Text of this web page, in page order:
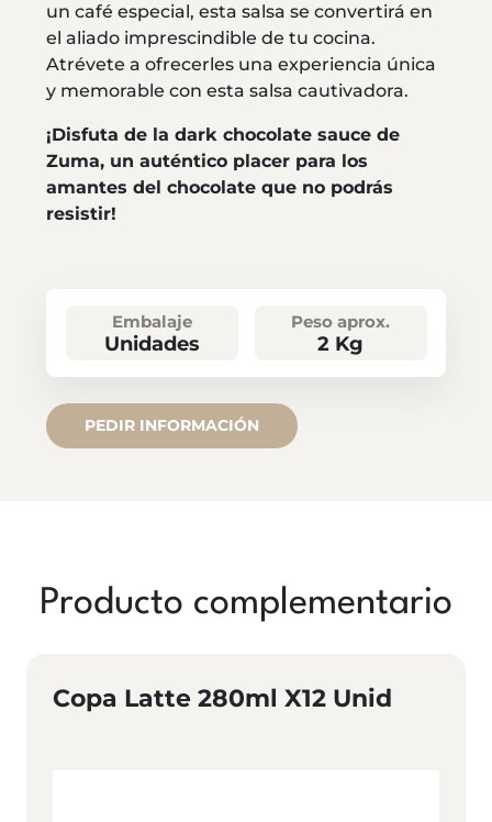
un café especial, esta salsa se convertirá en
el aliado imprescindible de tu cocina.
Atrévete a ofrecerles una experiencia única
y memorable con esta salsa cautivadora.
¡Disfuta de la dark chocolate sauce de
Zuma, un auténtico placer para los
amantes del chocolate que no podrás
resistir!
Embalaje
Unidades
Peso aprox.
2 Kg
PEDIR INFORMACIÓN
Producto complementario
Copa Latte 280ml X12 Unid